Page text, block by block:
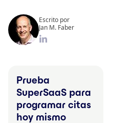
Escrito por
Jan M. Faber
Prueba
SuperSaaS para
programar citas
hoy mismo